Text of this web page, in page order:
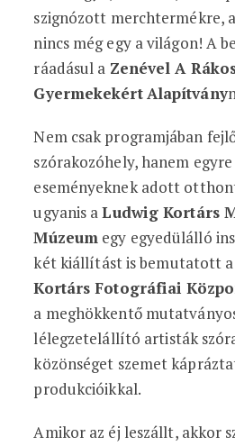
szignózott merchtermékre,
nincs még egy a világon! A
ráadásul a Zenével A
GyermekekértAlapítvány
Nem csak programjában
szórakozóhely, hanem egyre
eseményeknek adott
ugyanis aLudwig Kortárs
Múzeum egy egyedülálló
két kiállítást is bemutatott a
Kortárs Fotográfiai
a meghökkentő
lélegzetelállító artisták
közönséget szemet
produkcióikkal.
Amikor az éj leszállt, akkor